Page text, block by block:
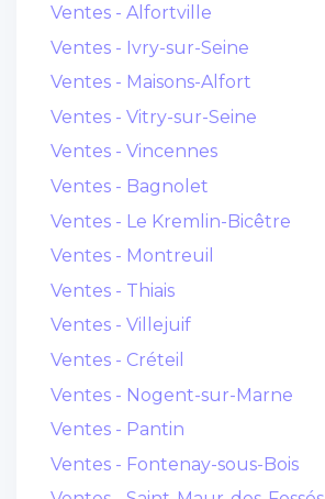
Ventes - Alfortville
Ventes - Ivry-sur-Seine
Ventes - Maisons-Alfort
Ventes - Vitry-sur-Seine
Ventes - Vincennes
Ventes - Bagnolet
Ventes - Le Kremlin-Bicêtre
Ventes - Montreuil
Ventes - Thiais
Ventes - Villejuif
Ventes - Créteil
Ventes - Nogent-sur-Marne
Ventes - Pantin
Ventes - Fontenay-sous-Bois